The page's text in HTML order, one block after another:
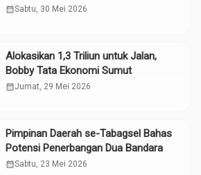
calendar_monthSabtu, 30 Mei 2026
Alokasikan 1,3 Triliun untuk Jalan,
Bobby Tata Ekonomi Sumut
calendar_monthJumat, 29 Mei 2026
Pimpinan Daerah se-Tabagsel Bahas
Potensi Penerbangan Dua Bandara
calendar_monthSabtu, 23 Mei 2026